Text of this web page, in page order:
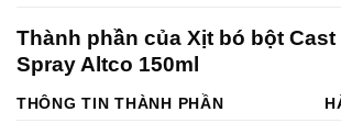
Thành phần của Xịt bó bột
Spray Altco 150ml
THÔNG TIN THÀNH PHẦN